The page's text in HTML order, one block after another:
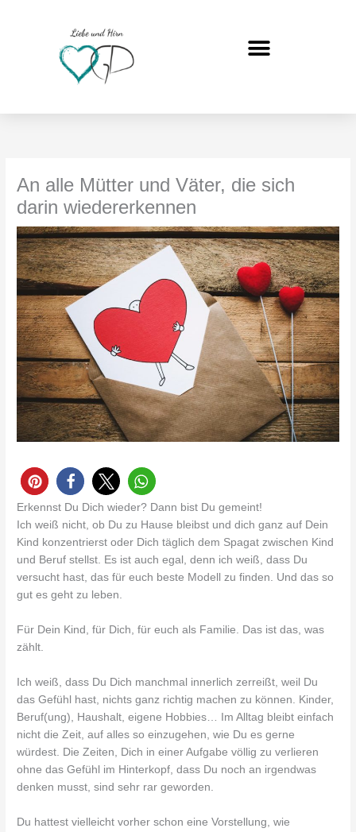
An alle Mütter und Väter, die sich
darin wiedererkennen
Erkennst Du Dich wieder? Dann bist Du gemeint!
Ich weiß nicht, ob Du zu Hause bleibst und dich ganz auf Dein
Kind konzentrierst oder Dich täglich dem Spagat zwischen Kind
und Beruf stellst. Es ist auch egal, denn ich weiß, dass Du
versucht hast, das für euch beste Modell zu finden. Und das so
gut es geht zu leben.
Für Dein Kind, für Dich, für euch als Familie. Das ist das, was
zählt.
Ich weiß, dass Du Dich manchmal innerlich zerreißt, weil Du
das Gefühl hast, nichts ganz richtig machen zu können. Kinder,
Beruf(ung), Haushalt, eigene Hobbies… Im Alltag bleibt einfach
nicht die Zeit, auf alles so einzugehen, wie Du es gerne
würdest. Die Zeiten, Dich in einer Aufgabe völlig zu verlieren
ohne das Gefühl im Hinterkopf, dass Du noch an irgendwas
denken musst, sind sehr rar geworden.
Du hattest vielleicht vorher schon eine Vorstellung, wie